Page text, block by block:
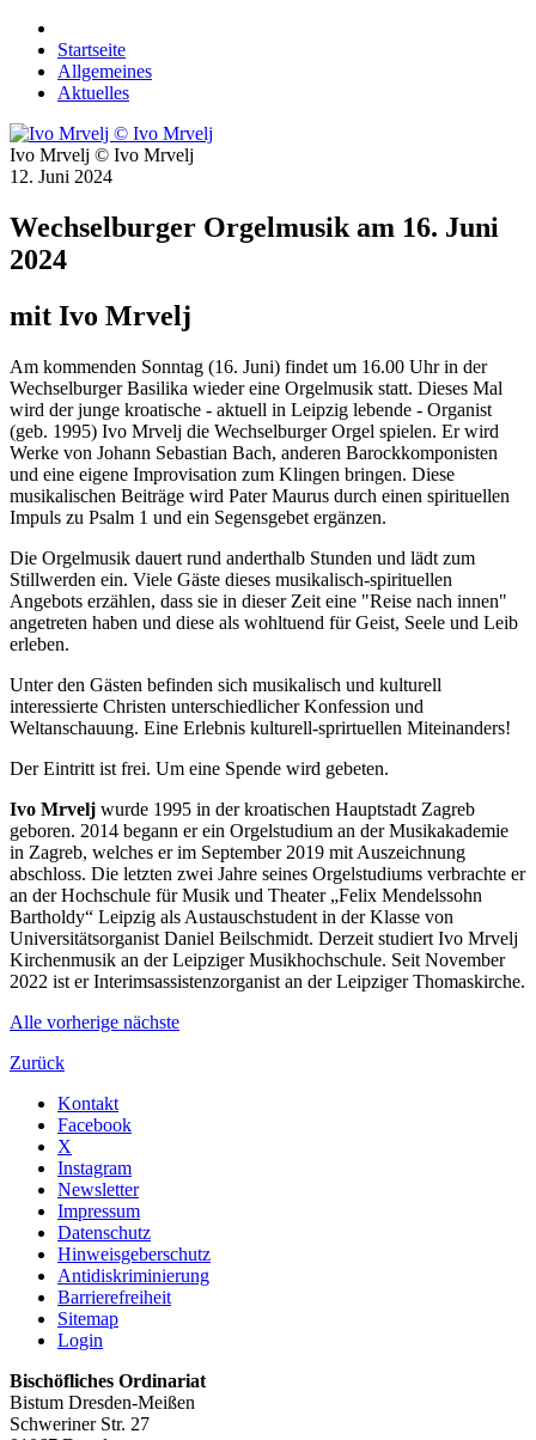
Startseite
Allgemeines
Aktuelles
Ivo Mrvelj © Ivo Mrvelj
12. Juni 2024
Wechselburger Orgelmusik am 16. Juni
2024
mit Ivo Mrvelj
Am kommenden Sonntag (16. Juni) findet um 16.00 Uhr in der
Wechselburger Basilika wieder eine Orgelmusik statt. Dieses Mal
wird der junge kroatische - aktuell in Leipzig lebende - Organist
(geb. 1995) Ivo Mrvelj die Wechselburger Orgel spielen. Er wird
Werke von Johann Sebastian Bach, anderen Barockkomponisten
und eine eigene Improvisation zum Klingen bringen. Diese
musikalischen Beiträge wird Pater Maurus durch einen spirituellen
Impuls zu Psalm 1 und ein Segensgebet ergänzen.
Die Orgelmusik dauert rund anderthalb Stunden und lädt zum
Stillwerden ein. Viele Gäste dieses musikalisch-spirituellen
Angebots erzählen, dass sie in dieser Zeit eine "Reise nach innen"
angetreten haben und diese als wohltuend für Geist, Seele und Leib
erleben.
Unter den Gästen befinden sich musikalisch und kulturell
interessierte Christen unterschiedlicher Konfession und
Weltanschauung. Eine Erlebnis kulturell-sprirtuellen Miteinanders!
Der Eintritt ist frei. Um eine Spende wird gebeten.
Ivo Mrvelj wurde 1995 in der kroatischen Hauptstadt Zagreb
geboren. 2014 begann er ein Orgelstudium an der Musikakademie
in Zagreb, welches er im September 2019 mit Auszeichnung
abschloss. Die letzten zwei Jahre seines Orgelstudiums verbrachte er
an der Hochschule für Musik und Theater „Felix Mendelssohn
Bartholdy“ Leipzig als Austauschstudent in der Klasse von
Universitätsorganist Daniel Beilschmidt. Derzeit studiert Ivo Mrvelj
Kirchenmusik an der Leipziger Musikhochschule. Seit November
2022 ist er Interimsassistenzorganist an der Leipziger Thomaskirche.
Alle vorherige nächste
Zurück
Kontakt
Facebook
X
Instagram
Newsletter
Impressum
Datenschutz
Hinweisgeberschutz
Antidiskriminierung
Barrierefreiheit
Sitemap
Login
Bischöfliches Ordinariat
Bistum Dresden-Meißen
Schweriner Str. 27